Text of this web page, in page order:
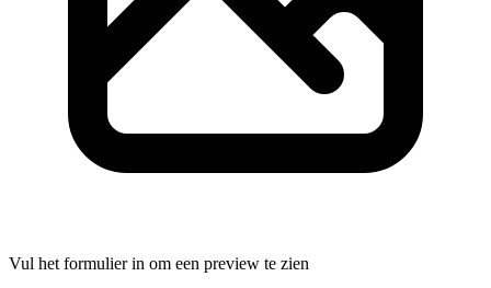
Vul het formulier in om een preview te zien